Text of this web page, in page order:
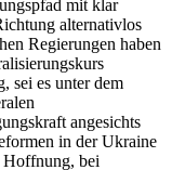
mit klar
alternativlos
Regierungen haben
sei es unter dem
angesichts
in der Ukraine
Hoffnung, bei